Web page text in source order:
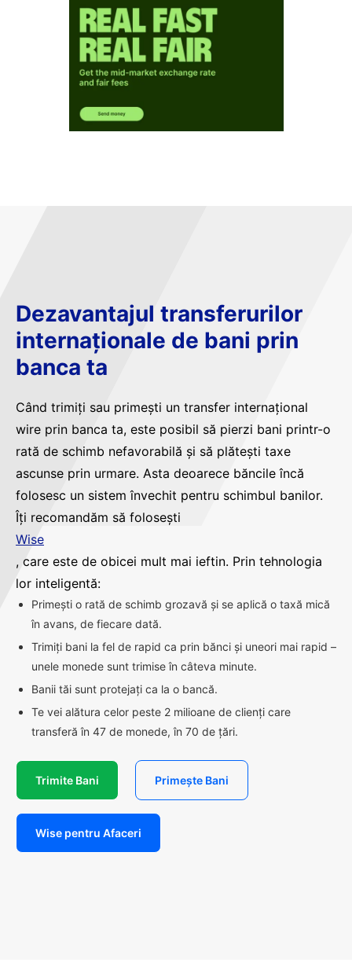
Dezavantajul transferurilor
internaționale de bani prin
banca ta
Când trimiți sau primești un transfer internațional
wire prin banca ta, este posibil să pierzi bani printr-o
rată de schimb nefavorabilă și să plătești taxe
ascunse prin urmare. Asta deoarece băncile încă
folosesc un sistem învechit pentru schimbul banilor.
Îți recomandăm să folosești
Wise
, care este de obicei mult mai ieftin. Prin tehnologia
lor inteligentă:
Primești o rată de schimb grozavă și se aplică o taxă mică
în avans, de fiecare dată.
Trimiți bani la fel de rapid ca prin bănci și uneori mai rapid –
unele monede sunt trimise în câteva minute.
Banii tăi sunt protejați ca la o bancă.
Te vei alătura celor peste 2 milioane de clienți care
transferă în 47 de monede, în 70 de țări.
Trimite Bani Primește Bani
Wise pentru Afaceri